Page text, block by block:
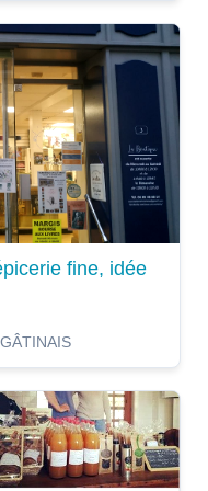
fine, idée